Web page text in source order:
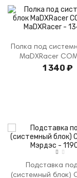
Полка под
MaDXRacer
1 340 ₽
Подставка
(системный блок)